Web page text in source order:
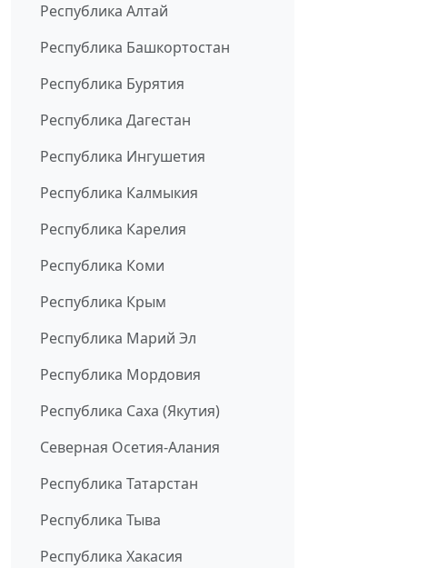
Республика Алтай
Республика Башкортостан
Республика Бурятия
Республика Дагестан
Республика Ингушетия
Республика Калмыкия
Республика Карелия
Республика Коми
Республика Крым
Республика Марий Эл
Республика Мордовия
Республика Саха (Якутия)
Северная Осетия-Алания
Республика Татарстан
Республика Тыва
Республика Хакасия